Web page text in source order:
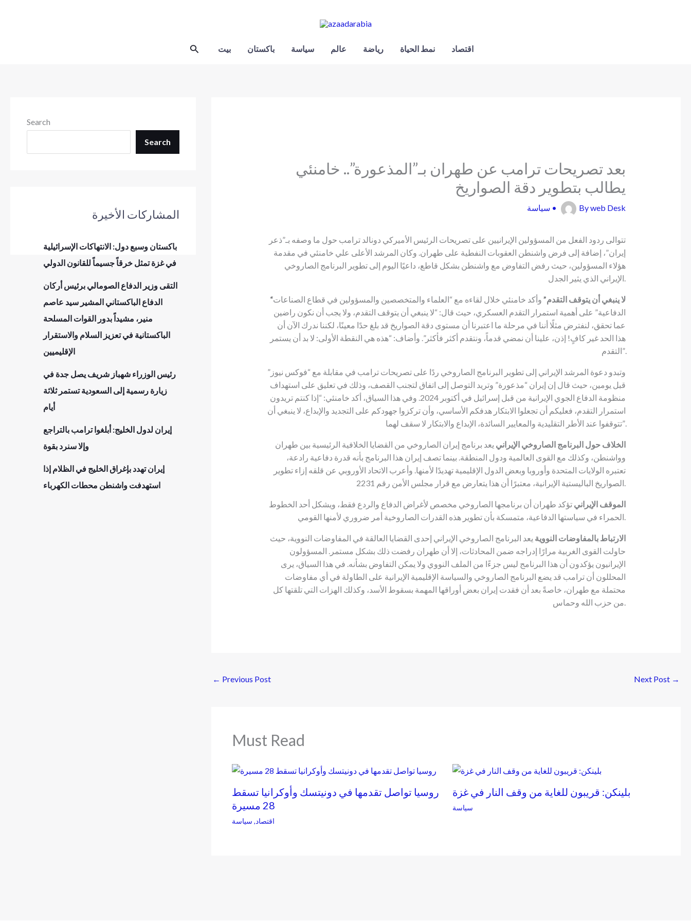
Search بيت باكستان سياسة عالم رياضة نمط الحياة اقتصاد
Search
Search
المشاركات الأخيرة
باكستان وسبع دول: الانتهاكات الإسرائيلية
في غزة تمثل خرقاً جسيماً للقانون الدولي
التقى وزير الدفاع الصومالي برئيس أركان
الدفاع الباكستاني المشير سيد عاصم
منير، مشيداً بدور القوات المسلحة
الباكستانية في تعزيز السلام والاستقرار
الإقليميين
رئيس الوزراء شهباز شريف يصل جدة في
زيارة رسمية إلى السعودية تستمر ثلاثة
أيام
إيران لدول الخليج: أبلغوا ترامب بالتراجع
وإلا سنرد بقوة
إيران تهدد بإغراق الخليج في الظلام إذا
استهدفت واشنطن محطات الكهرباء
بعد تصريحات ترامب عن طهران بـ”المذعورة”.. خامنئي
يطالب بتطوير دقة الصواريخ
سياسة • Byweb Desk
تتوالى ردود الفعل من المسؤولين الإيرانيين على تصريحات الرئيس الأميركي دونالد ترامب حول ما وصفه بـ”ذعر
إيران”، إضافة إلى فرض واشنطن العقوبات النفطية على طهران. وكان المرشد الأعلى علي خامنئي في مقدمة
هؤلاء المسؤولين، حيث رفض التفاوض مع واشنطن بشكل قاطع، داعيًا اليوم إلى تطوير البرنامج الصاروخي
الإيراني الذي يثير الجدل.
“لا ينبغي أن يتوقف التقدم”وأكد خامنئي خلال لقاءه مع “العلماء والمتخصصين والمسؤولين في قطاع الصناعات
الدفاعية” على أهمية استمرار التقدم العسكري، حيث قال: “لا ينبغي أن يتوقف التقدم، ولا يجب أن نكون راضين
عما تحقق، لنفترض مثلًا أننا في مرحلة ما اعتبرنا أن مستوى دقة الصواريخ قد بلغ حدًا معينًا، لكننا ندرك الآن أن
هذا الحد غير كافٍ! إذن، علينا أن نمضي قدماً، ونتقدم أكثر فأكثر”. وأضاف: “هذه هي النقطة الأولى: لا بد أن يستمر
التقدم”.
وتبدو دعوة المرشد الإيراني إلى تطوير البرنامج الصاروخي ردًا على تصريحات ترامب في مقابلة مع “فوكس نيوز”
قبل يومين، حيث قال إن إيران “مذعورة” وتريد التوصل إلى اتفاق لتجنب القصف، وذلك في تعليق على استهداف
منظومة الدفاع الجوي الإيرانية من قبل إسرائيل في أكتوبر 2024. وفي هذا السياق، أكد خامنئي: “إذا كنتم تريدون
استمرار التقدم، فعليكم أن تجعلوا الابتكار هدفكم الأساسي، وأن تركزوا جهودكم على التجديد والإبداع، لا ينبغي أن
تتوقفوا عند الأطر التقليدية والمعايير السائدة، الإبداع والابتكار لا سقف لهما”.
الخلاف حول البرنامج الصاروخي الإيراني يعد برنامج إيران الصاروخي من القضايا الخلافية الرئيسية بين طهران
وواشنطن، وكذلك مع القوى العالمية ودول المنطقة. بينما تصف إيران هذا البرنامج بأنه قدرة دفاعية رادعة،
تعتبره الولايات المتحدة وأوروبا وبعض الدول الإقليمية تهديدًا لأمنها. وأعرب الاتحاد الأوروبي عن قلقه إزاء تطوير
الصواريخ الباليستية الإيرانية، معتبرًا أن هذا يتعارض مع قرار مجلس الأمن رقم 2231.
الموقف الإيراني تؤكد طهران أن برنامجها الصاروخي مخصص لأغراض الدفاع والردع فقط، ويشكل أحد الخطوط
الحمراء في سياستها الدفاعية، متمسكة بأن تطوير هذه القدرات الصاروخية أمر ضروري لأمنها القومي.
الارتباط بالمفاوضات النووية يعد البرنامج الصاروخي الإيراني إحدى القضايا العالقة في المفاوضات النووية، حيث
حاولت القوى الغربية مرارًا إدراجه ضمن المحادثات، إلا أن طهران رفضت ذلك بشكل مستمر. المسؤولون
الإيرانيون يؤكدون أن هذا البرنامج ليس جزءًا من الملف النووي ولا يمكن التفاوض بشأنه. في هذا السياق، يرى
المحللون أن ترامب قد يضع البرنامج الصاروخي والسياسة الإقليمية الإيرانية على الطاولة في أي مفاوضات
محتملة مع طهران، خاصةً بعد أن فقدت إيران بعض أوراقها المهمة بسقوط الأسد، وكذلك الهزات التي تلقتها كل
من حزب الله وحماس.
← Previous Post Next Post →
Must Read
روسيا تواصل تقدمها في دونيتسك وأوكرانيا تسقط
28 مسيرة
اقتصاد, سياسة
بلينكن: قريبون للغاية من وقف النار في غزة
سياسة